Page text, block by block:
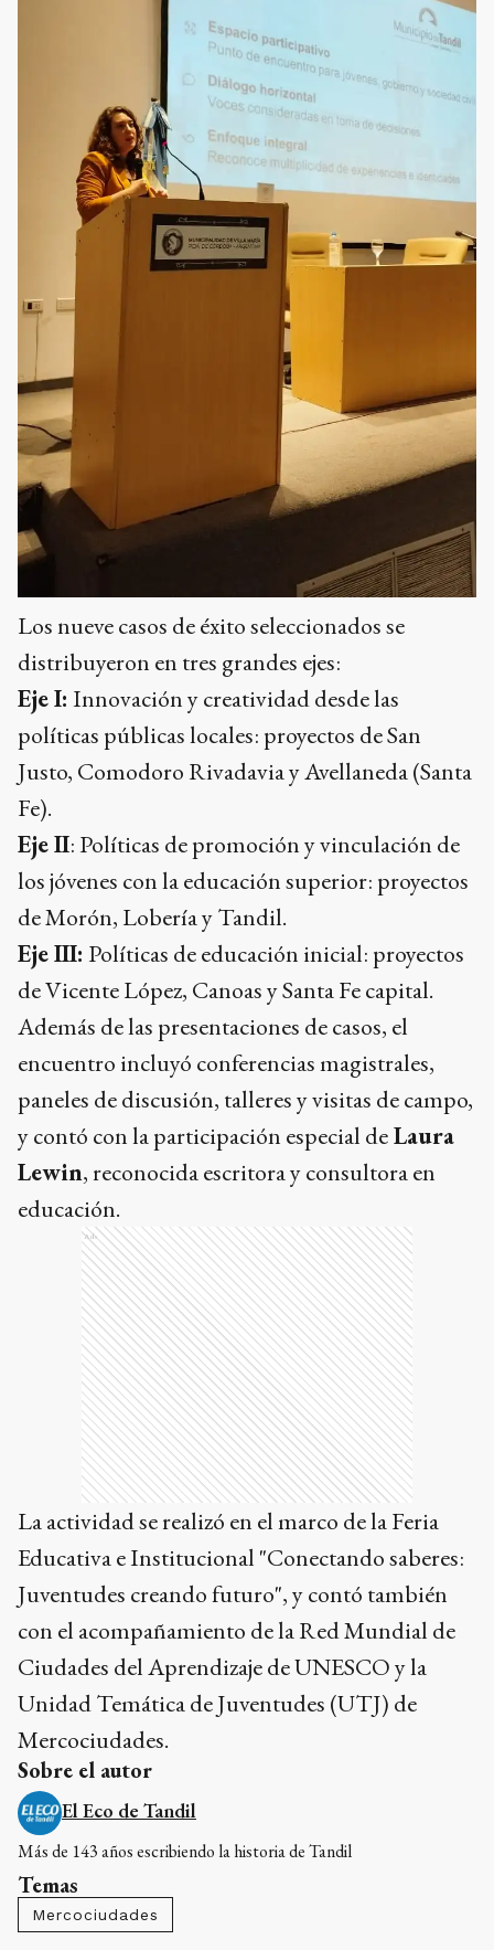
Los nueve casos de éxito seleccionados se
distribuyeron en tres grandes ejes:
Eje I: Innovación y creatividad desde las
políticas públicas locales: proyectos de San
Justo, Comodoro Rivadavia y Avellaneda (Santa
Fe).
Eje II: Políticas de promoción y vinculación de
los jóvenes con la educación superior: proyectos
de Morón, Lobería y Tandil.
Eje III: Políticas de educación inicial: proyectos
de Vicente López, Canoas y Santa Fe capital.
Además de las presentaciones de casos, el
encuentro incluyó conferencias magistrales,
paneles de discusión, talleres y visitas de campo,
y contó con la participación especial deLaura
Lewin, reconocida escritora y consultora en
educación.
Ads
La actividad se realizó en el marco de la Feria
Educativa e Institucional "Conectando saberes:
Juventudes creando futuro", y contó también
con el acompañamiento de la Red Mundial de
Ciudades del Aprendizaje de UNESCO y la
Unidad Temática de Juventudes (UTJ) de
Mercociudades.
Sobre el autor
El Eco de Tandil
Más de 143 años escribiendo la historia de Tandil
Temas
Mercociudades